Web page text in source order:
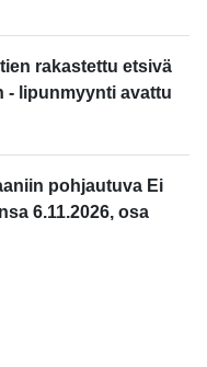
rakastettu etsivä
- lipunmyynti avattu
pohjautuva Ei
6.11.2026, osa